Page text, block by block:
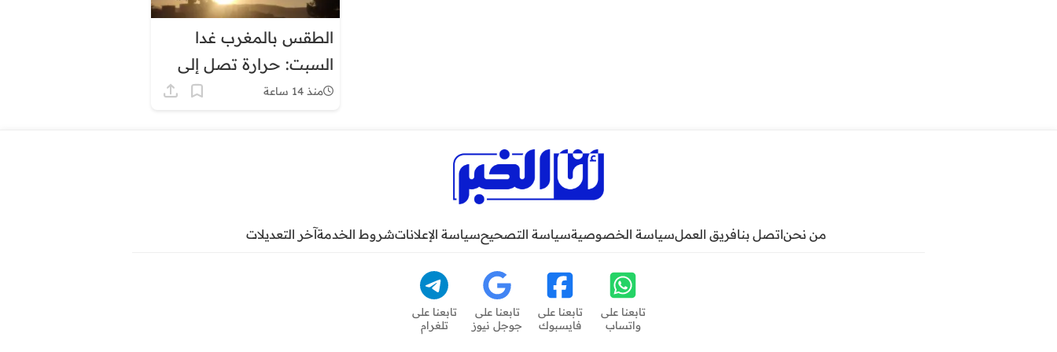
الطقس بالمغرب غدا
السبت: حرارة تصل إلى
45 درجة وزخات رعديةمنذ 14 ساعة
من نحناتصل بنافريق العملسياسة الخصوصيةسياسة التصحيحسياسة الإعلاناتشروط الخدمةآخر التعديلات
تابعنا على
واتساب
تابعنا على
فايسبوك
تابعنا على
جوجل نيوز
تابعنا على
تلغرام